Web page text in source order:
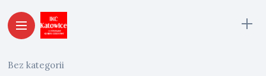
Bez kategorii